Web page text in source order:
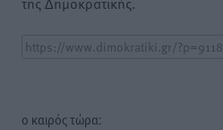
o καιρός τώρα: